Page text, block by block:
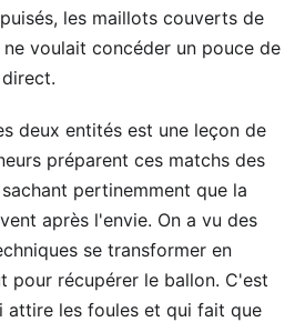
les maillots couverts de
voulait concéder un pouce de
deux entités est une leçon de
préparent ces matchs des
pertinemment que la
après l'envie. On a vu des
se transformer en
pour récupérer le ballon. C'est
attire les foules et qui fait que